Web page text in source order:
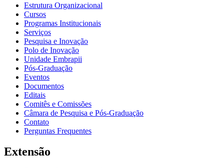
Estrutura Organizacional
Cursos
Programas Institucionais
Serviços
Pesquisa e Inovação
Polo de Inovação
Unidade Embrapii
Pós-Graduação
Eventos
Documentos
Editais
Comitês e Comissões
Câmara de Pesquisa e Pós-Graduação
Contato
Perguntas Frequentes
Extensão